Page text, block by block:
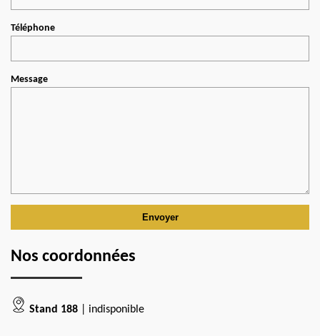
Téléphone
Message
Nos coordonnées
Stand 188 | indisponible